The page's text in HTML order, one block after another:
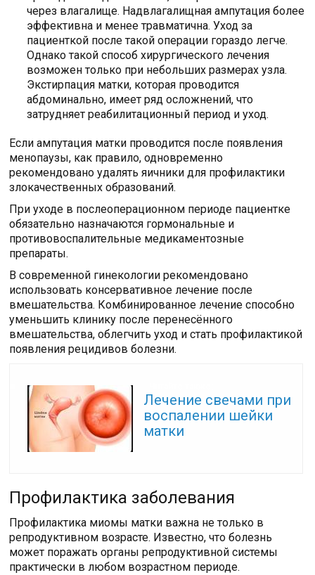
через влагалище. Надвлагалищная ампутация более
эффективна и менее травматична. Уход за
пациенткой после такой операции гораздо легче.
Однако такой способ хирургического лечения
возможен только при небольших размерах узла.
Экстирпация матки, которая проводится
абдоминально, имеет ряд осложнений, что
затрудняет реабилитационный период и уход.
Если ампутация матки проводится после появления
менопаузы, как правило, одновременно
рекомендовано удалять яичники для профилактики
злокачественных образований.
При уходе в послеоперационном периоде пациентке
обязательно назначаются гормональные и
противовоспалительные медикаментозные
препараты.
В современной гинекологии рекомендовано
использовать консервативное лечение после
вмешательства. Комбинированное лечение способно
уменьшить клинику после перенесённого
вмешательства, облегчить уход и стать профилактикой
появления рецидивов болезни.
Лечение свечами при
воспалении шейки
матки
Профилактика заболевания
Профилактика миомы матки важна не только в
репродуктивном возрасте. Известно, что болезнь
может поражать органы репродуктивной системы
практически в любом возрастном периоде.